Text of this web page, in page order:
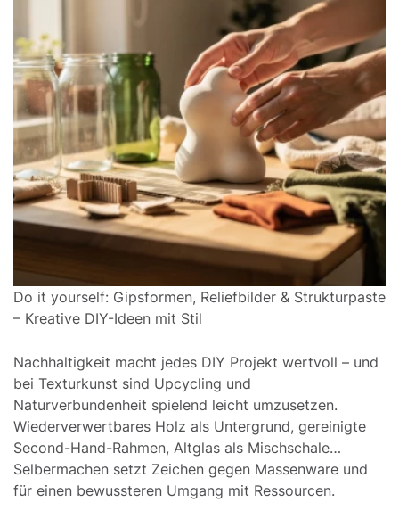
Do it yourself: Gipsformen, Reliefbilder & Strukturpaste
– Kreative DIY-Ideen mit Stil
Nachhaltigkeit macht jedes DIY Projekt wertvoll – und
bei Texturkunst sind Upcycling und
Naturverbundenheit spielend leicht umzusetzen.
Wiederverwertbares Holz als Untergrund, gereinigte
Second-Hand-Rahmen, Altglas als Mischschale…
Selbermachen setzt Zeichen gegen Massenware und
für einen bewussteren Umgang mit Ressourcen.